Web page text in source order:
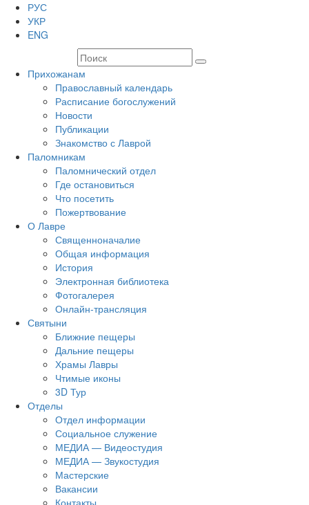
РУС
УКР
ENG
Прихожанам
Православный календарь
Расписание богослужений
Новости
Публикации
Знакомство с Лаврой
Паломникам
Паломнический отдел
Где остановиться
Что посетить
Пожертвование
О Лавре
Священноначалие
Общая информация
История
Электронная библиотека
Фотогалерея
Онлайн-трансляция
Святыни
Ближние пещеры
Дальние пещеры
Храмы Лавры
Чтимые иконы
3D Тур
Отделы
Отдел информации
Социальное служение
МЕДИА — Видеостудия
МЕДИА — Звукостудия
Мастерские
Вакансии
Контакты